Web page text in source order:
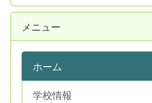
メニュー
ホーム
学校情報